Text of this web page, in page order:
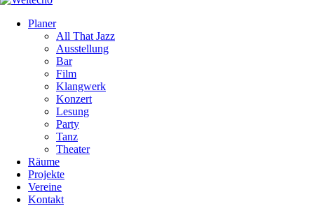
Planer
All That Jazz
Ausstellung
Bar
Film
Klangwerk
Konzert
Lesung
Party
Tanz
Theater
Räume
Projekte
Vereine
Kontakt